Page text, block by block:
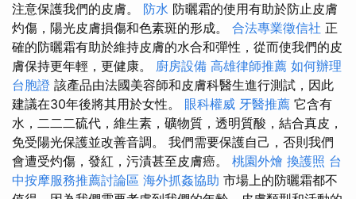
注意保護我們的皮膚。 防水 防曬霜的使用有助於防止皮膚
灼傷，陽光皮膚損傷和色素斑的形成。 合法專業徵信社 正
確的防曬霜有助於維持皮膚的水合和彈性，從而使我們的皮
膚保持更年輕，更健康。 廚房設備 高雄律師推薦 如何辦理
台胞證 該產品由法國美容師和皮膚科醫生進行測試，因此
建議在30年後將其用於女性。 眼科權威 牙醫推薦 它含有
水，二二二硫代，維生素，礦物質，透明質酸，結合真皮，
免受陽光保護並改善音調。 我們需要保護自己，否則我們
會遭受灼傷，發紅，污漬甚至皮膚癌。 桃園外燴 換護照 台
中按摩服務推薦討論區 海外抓姦協助 市場上的防曬霜都不